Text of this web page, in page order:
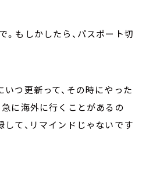
。もしかしたら、パスポート切
つ更新って、その時にやった
急に海外に行くことがあるの
して、リマインドじゃないです